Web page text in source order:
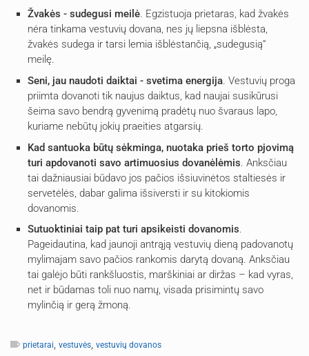
Žvakės - sudegusi meilė. Egzistuoja prietaras, kad žvakės
nėra tinkama vestuvių dovana, nes jų liepsna išblėsta,
žvakės sudega ir tarsi lemia išblėstančią, „sudegusią“
meilę.
Seni, jau naudoti daiktai - svetima energija. Vestuvių proga
priimta dovanoti tik naujus daiktus, kad naujai susikūrusi
šeima savo bendrą gyvenimą pradėtų nuo švaraus lapo,
kuriame nebūtų jokių praeities atgarsių.
Kad santuoka būtų sėkminga, nuotaka prieš torto pjovimą
turi apdovanoti savo artimuosius dovanėlėmis . Anksčiau
tai dažniausiai būdavo jos pačios išsiuvinėtos staltiesės ir
servetėlės, dabar galima išsiversti ir su kitokiomis
dovanomis.
Sutuoktiniai taip pat turi apsikeisti dovanomis.
Pageidautina, kad jaunoji antrąją vestuvių dieną padovanotų
mylimajam savo pačios rankomis darytą dovaną. Anksčiau
tai galėjo būti rankšluostis, marškiniai ar diržas – kad vyras,
net ir būdamas toli nuo namų, visada prisimintų savo
mylinčią ir gerą žmoną.
prietarai, vestuvės, vestuvių dovanos